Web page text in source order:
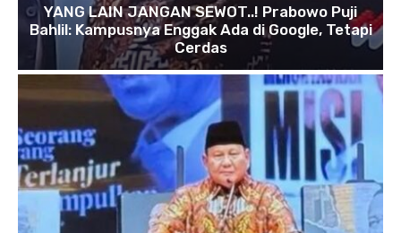
YANG LAIN JANGAN SEWOT..! Prabowo Puji
Bahlil: Kampusnya Enggak Ada di Google, Tetapi
Cerdas